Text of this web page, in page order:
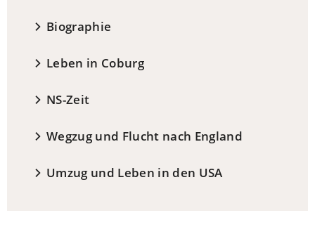
Biographie
Leben in Coburg
NS-Zeit
Wegzug und Flucht nach England
Umzug und Leben in den USA